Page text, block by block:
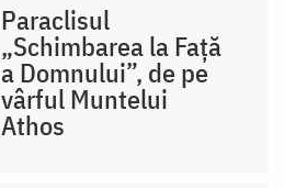
Paraclisul
„Schimbarea la Față
a Domnului”, de pe
vârful Muntelui
Athos